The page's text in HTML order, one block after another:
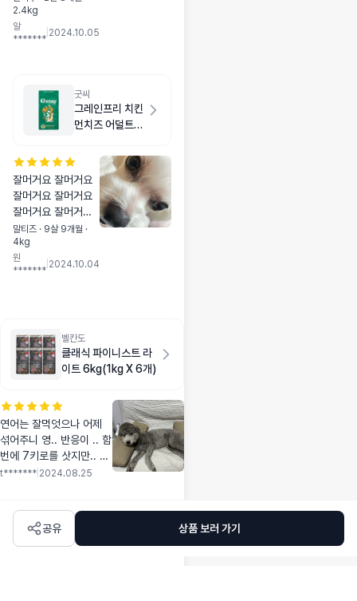
큰편이지만 아그작
아그작 잘 먹네요ㅎ
2.4kg
알
*******
2024.10.05
굿씨
그레인프리 치킨
먼치즈 어덜트
잘머거요 잘머거요
잘머거요 잘머거요
잘머거요 잘머거요
잘머거요 잘머거요
잘머거요 잘머거요
잘머거요 잘머거요
말티즈 · 9살 9개월 ·
4kg
원
*******
2024.10.04
벨칸도
클래식 파이니스트 라
이트 6kg(1kg X 6개)
연어는 잘먹엇으나 어제
섞어주니 영.. 반응이 .. 함
번에 7키로를 삿지만.. 일
단 지켜볼려구요 &bull;&
t******* 2024.08.25
공유 상품 보러 가기